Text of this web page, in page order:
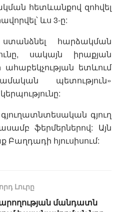
հետևանքով զոհվել
ևս 3-ը:
հարձակման
սակայն իրաքյան
ահաբեկչության ետևում
պետություն»
գյուղ
ֆերմերներով: Այն
Բաղդադի հյուսիսում:
Լուրը
մանդատն